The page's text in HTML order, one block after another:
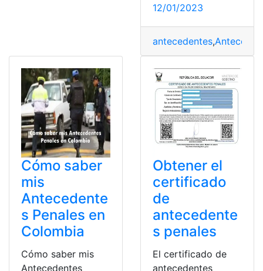
12/01/2023
antecedentes,
Cómo saber
mis
Antecedente
s Penales en
Colombia
Cómo saber mis
Antecedentes
Obtener el
certificado
de
antecedente
s penales
El certificado de
antecedentes